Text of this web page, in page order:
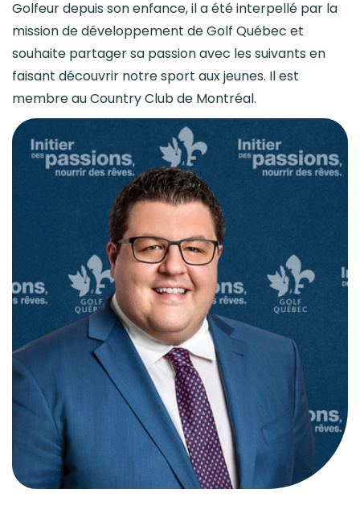
Golfeur depuis son enfance, il a été interpellé par la
mission de développement de Golf Québec et
souhaite partager sa passion avec les suivants en
faisant découvrir notre sport aux jeunes. Il est
membre au Country Club de Montréal.